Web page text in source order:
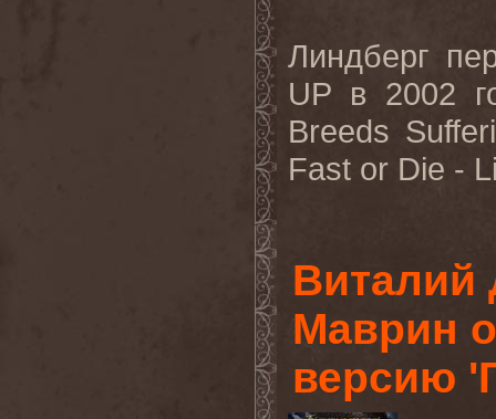
Линдберг
UP в 2002
Breeds
Fast or Die -
Виталий
Маврин
версию